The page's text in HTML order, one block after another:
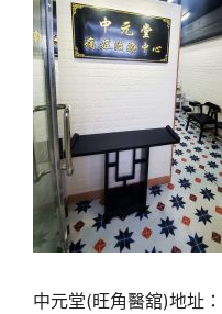
中元堂(旺角醫舘)地址